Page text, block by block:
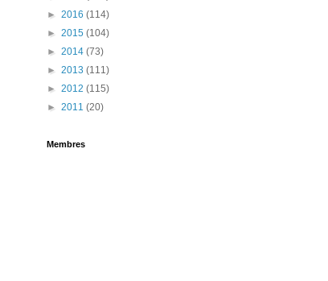
► 2016 (114)
► 2015 (104)
► 2014 (73)
► 2013 (111)
► 2012 (115)
► 2011 (20)
Membres